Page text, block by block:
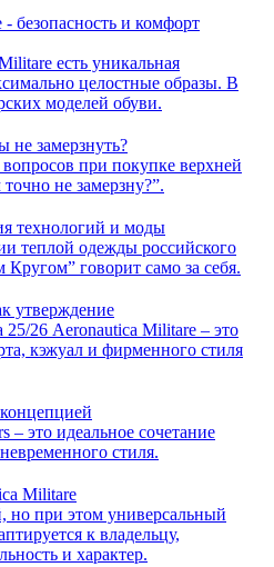
безопасность и комфорт
есть уникальная
целостные образы. В
моделей обуви.
не замерзнуть?
при покупке верхней
не замерзну?”.
технологий и моды
теплой одежды российского
говорит само за себя.
утверждение
25/26 Aeronautica Militare – это
кэжуал и фирменного стиля
– это идеальное сочетание
стиля.
Militare
при этом универсальный
к владельцу,
и характер.